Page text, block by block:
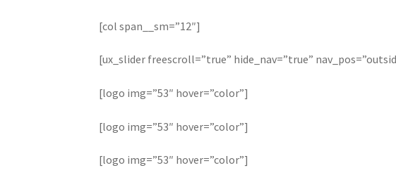
[col span__sm=”12″]
[ux_slider freescroll=”true” hide_nav=”true”
[logo img=”53″ hover=”color”]
[logo img=”53″ hover=”color”]
[logo img=”53″ hover=”color”]